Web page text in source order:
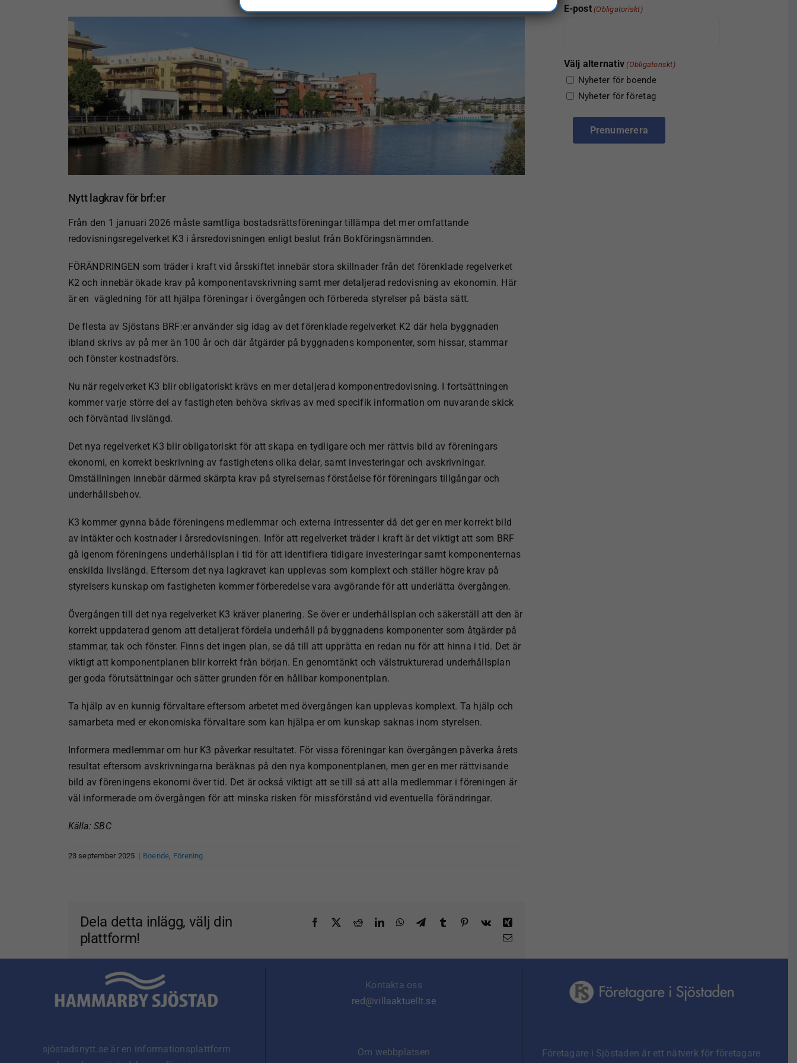
Visa
större
bild
Nytt lagkrav för brf:er
Från den 1 januari 2026 måste samtliga bostadsrättsföreningar tillämpa det mer omfattande
redovisningsregelverket K3 i årsredovisningen enligt beslut från Bokföringsnämnden.
FÖRÄNDRINGEN som träder i kraft vid årsskiftet innebär stora skillnader från det förenklade regelverket
K2 och innebär ökade krav på komponentavskrivning samt mer detaljerad redovisning av ekonomin. Här
är en vägledning för att hjälpa föreningar i övergången och förbereda styrelser på bästa sätt.
De flesta av Sjöstans BRF:er använder sig idag av det förenklade regelverket K2 där hela byggnaden
ibland skrivs av på mer än 100 år och där åtgärder på byggnadens komponenter, som hissar, stammar
och fönster kostnadsförs.
Nu när regelverket K3 blir obligatoriskt krävs en mer detaljerad komponentredovisning. I fortsättningen
kommer varje större del av fastigheten behöva skrivas av med specifik information om nuvarande skick
och förväntad livslängd.
Det nya regelverket K3 blir obligatoriskt för att skapa en tydligare och mer rättvis bild av föreningars
ekonomi, en korrekt beskrivning av fastighetens olika delar, samt investeringar och avskrivningar.
Omställningen innebär därmed skärpta krav på styrelsernas förståelse för föreningars tillgångar och
underhållsbehov.
K3 kommer gynna både föreningens medlemmar och externa intressenter då det ger en mer korrekt bild
av intäkter och kostnader i årsredovisningen. Inför att regelverket träder i kraft är det viktigt att som BRF
gå igenom föreningens underhållsplan i tid för att identifiera tidigare investeringar samt komponenternas
enskilda livslängd. Eftersom det nya lagkravet kan upplevas som komplext och ställer högre krav på
styrelsers kunskap om fastigheten kommer förberedelse vara avgörande för att underlätta övergången.
Övergången till det nya regelverket K3 kräver planering. Se över er underhållsplan och säkerställ att den är
korrekt uppdaterad genom att detaljerat fördela underhåll på byggnadens komponenter som åtgärder på
stammar, tak och fönster. Finns det ingen plan, se då till att upprätta en redan nu för att hinna i tid. Det är
viktigt att komponentplanen blir korrekt från början. En genomtänkt och välstrukturerad underhållsplan
ger goda förutsättningar och sätter grunden för en hållbar komponentplan.
Ta hjälp av en kunnig förvaltare eftersom arbetet med övergången kan upplevas komplext. Ta hjälp och
samarbeta med er ekonomiska förvaltare som kan hjälpa er om kunskap saknas inom styrelsen.
Informera medlemmar om hur K3 påverkar resultatet. För vissa föreningar kan övergången påverka årets
resultat eftersom avskrivningarna beräknas på den nya komponentplanen, men ger en mer rättvisande
bild av föreningens ekonomi över tid. Det är också viktigt att se till så att alla medlemmar i föreningen är
väl informerade om övergången för att minska risken för missförstånd vid eventuella förändringar.
Källa: SBC
23 september 2025 | Boende, Förening
Dela detta inlägg, välj din
plattform!
Facebook RedditLinkedInWhatsApp
TelegramTumblr Pinterest
Vk
Xing
E-
E-post (Obligatoriskt)
Välj alternativ (Obligatoriskt)
Nyheter för boende
Nyheter för företag
sjöstadsnytt.se är en informationsplattform
Kontakta oss
red@villaaktuellt.se
Om webbplatsen
Företagare i Sjöstaden är ett nätverk för företagare